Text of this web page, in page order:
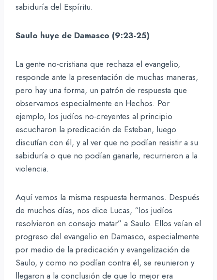
sabiduría del Espíritu.
Saulo huye de Damasco (9:23-25)
La gente no-cristiana que rechaza el evangelio,
responde ante la presentación de muchas maneras,
pero hay una forma, un patrón de respuesta que
observamos especialmente en Hechos. Por
ejemplo, los judíos no-creyentes al principio
escucharon la predicación de Esteban, luego
discutían con él, y al ver que no podían resistir a su
sabiduría o que no podían ganarle, recurrieron a la
violencia.
Aquí vemos la misma respuesta hermanos. Después
de muchos días, nos dice Lucas, “los judíos
resolvieron en consejo matar” a Saulo. Ellos veían el
progreso del evangelio en Damasco, especialmente
por medio de la predicación y evangelización de
Saulo, y como no podían contra él, se reunieron y
llegaron a la conclusión de que lo mejor era